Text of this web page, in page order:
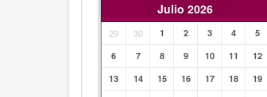
Julio 2026
29 30 1 2 3 4
5
6
7 8 9 10 11
12
13
14 15 16 17 18
19